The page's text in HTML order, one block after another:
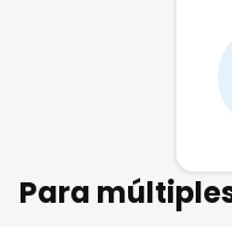
Para